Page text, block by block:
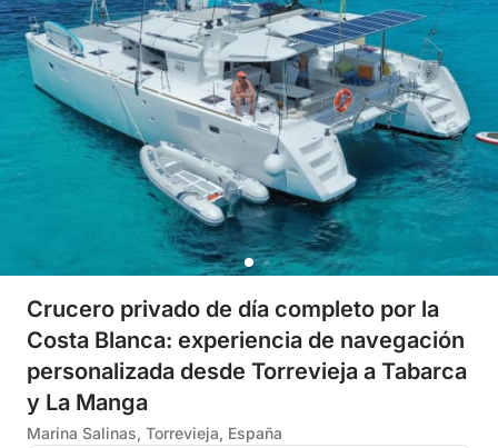
Crucero privado de día completo por la
Costa Blanca: experiencia de navegación
personalizada desde Torrevieja a Tabarca
y La Manga
Marina Salinas, Torrevieja, España